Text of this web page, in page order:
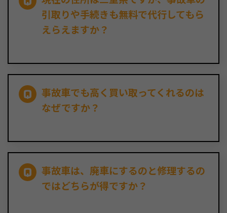
引取りや手続きも無料で代行してもら
えらえますか？
事故車でも高く買い取ってくれるのは
なぜですか？
事故車は、廃車にするのと修理するの
ではどちらが得ですか？